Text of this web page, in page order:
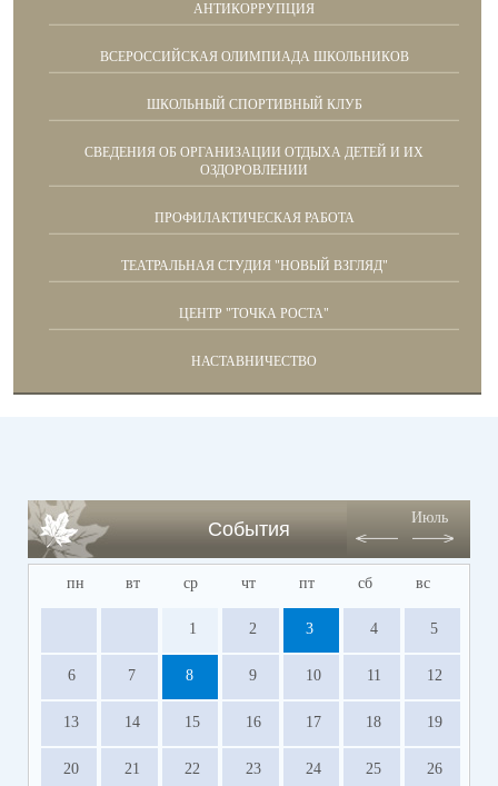
АНТИКОРРУПЦИЯ
ВСЕРОССИЙСКАЯ ОЛИМПИАДА ШКОЛЬНИКОВ
ШКОЛЬНЫЙ СПОРТИВНЫЙ КЛУБ
СВЕДЕНИЯ ОБ ОРГАНИЗАЦИИ ОТДЫХА ДЕТЕЙ И ИХ
ОЗДОРОВЛЕНИИ
ПРОФИЛАКТИЧЕСКАЯ РАБОТА
ТЕАТРАЛЬНАЯ СТУДИЯ "НОВЫЙ ВЗГЛЯД"
ЦЕНТР "ТОЧКА РОСТА"
НАСТАВНИЧЕСТВО
События
Июль
пн вт ср чт пт сб вс
1 2 3 4 5
6 7 8 9 10 11 12
13 14 15 16 17 18 19
20 21 22 23 24 25 26